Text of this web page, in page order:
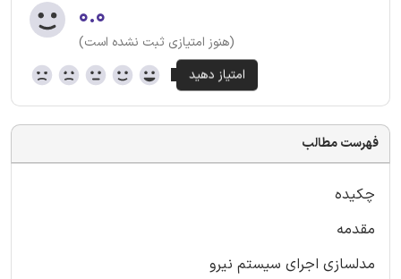
۰.۰
(هنوز امتیازی ثبت نشده است)
فهرست مطالب
چکیده
مقدمه
مدلسازی اجرای سیستم نیرو